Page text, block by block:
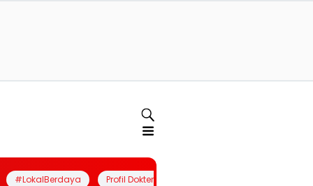
#LokalBerdaya Profil Dokter